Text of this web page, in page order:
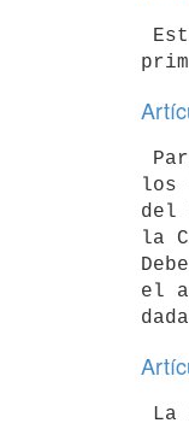
los
del
la
el